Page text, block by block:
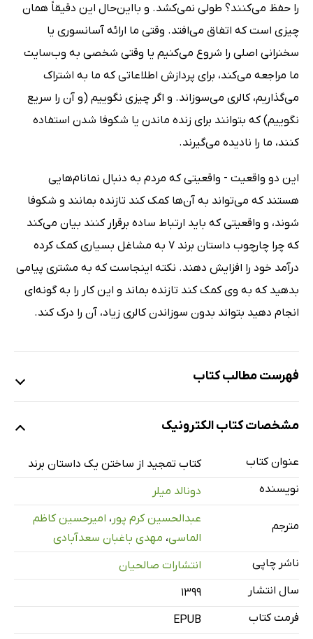
را حفظ می‌کنند؟ طولی نمی‌کشد. و بااین‌حال این دقیقاً همان
چیزی است که اتفاق می‌افتد. وقتی ما ارائه آسانسوری یا
سخنرانی اصلی را شروع می‌کنیم یا وقتی شخصی به وب‌سایت
ما مراجعه می‌کند، برای پردازش اطلاعاتی که ما به اشتراک
می‌گذاریم، کالری می‌سوزاند. و اگر چیزی نگوییم (و آن را سریع
نگوییم) که بتوانند برای زنده ماندن یا شکوفا شدن استفاده
کنند، ما را نادیده می‌گیرند.
این دو واقعیت - واقعیتی که مردم به دنبال نمانام‌هایی
هستند که می‌تواند به آن‌ها کمک کند تازنده بمانند و شکوفا
شوند، و واقعیتی که باید ارتباط ساده برقرار کنند بیان می‌کند
که چرا چارچوب داستان برند 7 به مشاغل بسیاری کمک کرده
درآمد خود را افزایش دهند. نکته اینجاست که به مشتری پیامی
بدهید که به وی کمک کند تازنده بماند و این کار را به گونه‌ای
انجام دهید بتواند بدون سوزاندن کالری زیاد، آن را درک کند.
فهرست مطالب کتاب
مقدمه
فصل اول: کلید دیده، شنیده و درک شدن
فصل دوم: سلاح مخفی که باعث رشد تجارت شما خواهد شد
فصل سوم: چارچوب ساده داستان برند 7
بخش دوم: ساختن داستان برند
فصل چهارم: یک شخصیت
فصل پنجم: مشکلی وجود دارد
مشخصات کتاب الکترونیک
عنوان کتاب
کتاب تمجید از ساختن یک داستان برند
نویسنده
دونالد میلر
مترجم
عبدالحسین کرم پور ، امیرحسین کاظم
الماسی، مهدی باغبان سعدآبادی
ناشر چاپی
انتشارات صالحیان
سال انتشار
۱۳۹۹
فرمت کتاب
EPUB